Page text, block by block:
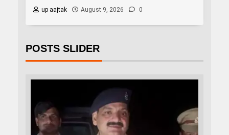
up aajtak
August 9, 2026 0
POSTS SLIDER